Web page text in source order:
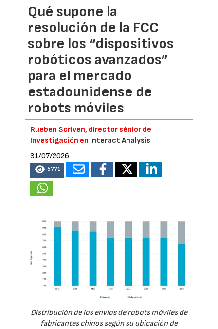
Qué supone la
resolución de la FCC
sobre los “dispositivos
robóticos avanzados”
para el mercado
estadounidense de
robots móviles
Rueben Scriven, director sénior de
Investigación en Interact Analysis
31/07/2026
5771
Distribución de los envíos de robots móviles de
fabricantes chinos según su ubicación de